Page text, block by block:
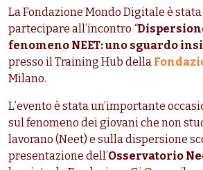
La Fondazione Mondo Digitale è
partecipare all’incontro “
fenomeno NEET: uno sguardo
presso il Training Hub della
Milano.
L’evento è stata un’importante
sul fenomeno dei giovani che non
lavorano (Neet) e sulla dispersione
presentazione dell’Osservatorio